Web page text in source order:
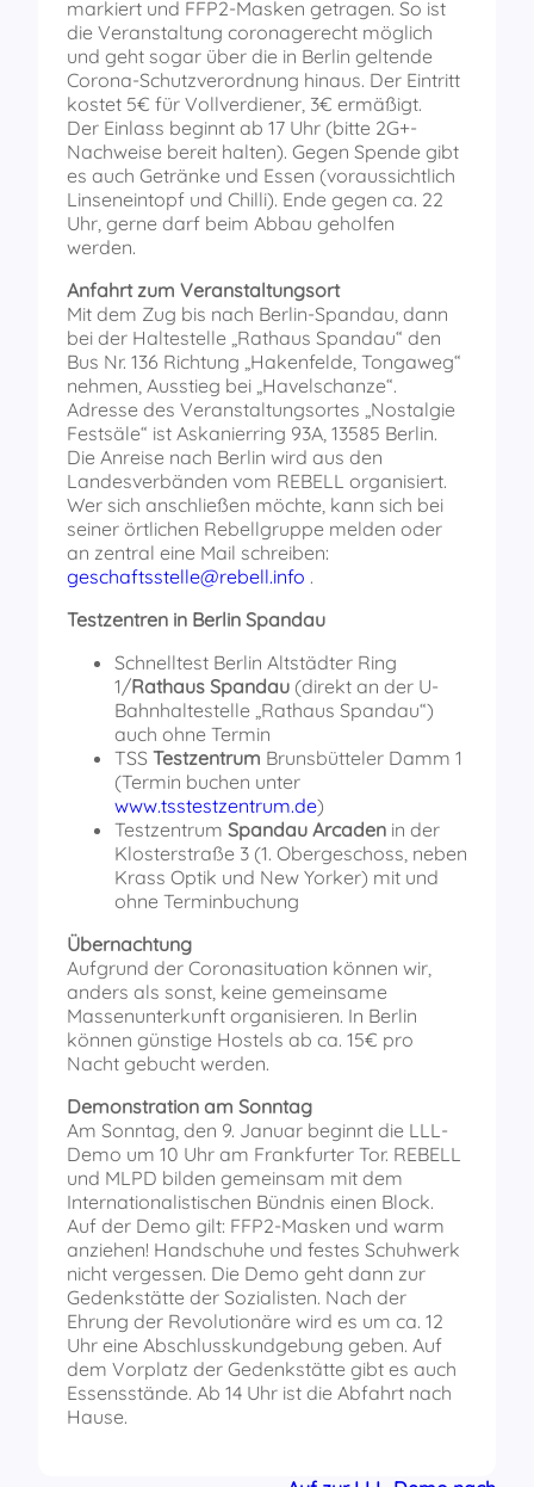
markiert und FFP2-Masken getragen. So ist
die Veranstaltung coronagerecht möglich
und geht sogar über die in Berlin geltende
Corona-Schutzverordnung hinaus. Der Eintritt
kostet 5€ für Vollverdiener, 3€ ermäßigt.
Der Einlass beginnt ab 17 Uhr (bitte 2G+-
Nachweise bereit halten). Gegen Spende gibt
es auch Getränke und Essen (voraussichtlich
Linseneintopf und Chilli). Ende gegen ca. 22
Uhr, gerne darf beim Abbau geholfen
werden.
Anfahrt zum Veranstaltungsort
Mit dem Zug bis nach Berlin-Spandau, dann
bei der Haltestelle „Rathaus Spandau“ den
Bus Nr. 136 Richtung „Hakenfelde, Tongaweg“
nehmen, Ausstieg bei „Havelschanze“.
Adresse des Veranstaltungsortes „Nostalgie
Festsäle“ ist Askanierring 93A, 13585 Berlin.
Die Anreise nach Berlin wird aus den
Landesverbänden vom REBELL organisiert.
Wer sich anschließen möchte, kann sich bei
seiner örtlichen Rebellgruppe melden oder
an zentral eine Mail schreiben:
geschaftsstelle@rebell.info .
Testzentren in Berlin Spandau
Schnelltest Berlin Altstädter Ring
1/Rathaus Spandau (direkt an der U-
Bahnhaltestelle „Rathaus Spandau“)
auch ohne Termin
TSS Testzentrum Brunsbütteler Damm 1
(Termin buchen unter
www.tsstestzentrum.de)
Testzentrum Spandau Arcaden in der
Klosterstraße 3 (1. Obergeschoss, neben
Krass Optik und New Yorker) mit und
ohne Terminbuchung
Übernachtung
Aufgrund der Coronasituation können wir,
anders als sonst, keine gemeinsame
Massenunterkunft organisieren. In Berlin
können günstige Hostels ab ca. 15€ pro
Nacht gebucht werden.
Demonstration am Sonntag
Am Sonntag, den 9. Januar beginnt die LLL-
Demo um 10 Uhr am Frankfurter Tor. REBELL
und MLPD bilden gemeinsam mit dem
Internationalistischen Bündnis einen Block.
Auf der Demo gilt: FFP2-Masken und warm
anziehen! Handschuhe und festes Schuhwerk
nicht vergessen. Die Demo geht dann zur
Gedenkstätte der Sozialisten. Nach der
Ehrung der Revolutionäre wird es um ca. 12
Uhr eine Abschlusskundgebung geben. Auf
dem Vorplatz der Gedenkstätte gibt es auch
Essensstände. Ab 14 Uhr ist die Abfahrt nach
Hause.